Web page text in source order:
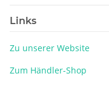
Links
Zu unserer Website
Zum Händler-Shop